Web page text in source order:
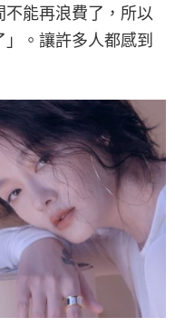
能再浪費了，所以
。讓許多人都感到